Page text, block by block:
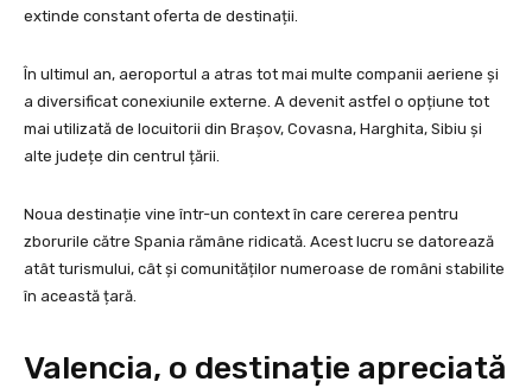
extinde constant oferta de destinații.
În ultimul an, aeroportul a atras tot mai multe companii aeriene și
a diversificat conexiunile externe. A devenit astfel o opțiune tot
mai utilizată de locuitorii din Brașov, Covasna, Harghita, Sibiu și
alte județe din centrul țării.
Noua destinație vine într-un context în care cererea pentru
zborurile către Spania rămâne ridicată. Acest lucru se datorează
atât turismului, cât și comunităților numeroase de români stabilite
în această țară.
Valencia, o destinație apreciată